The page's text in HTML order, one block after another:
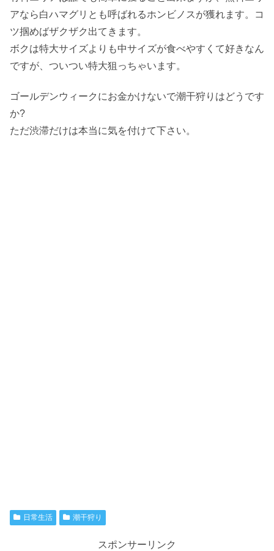
アなら白ハマグリとも呼ばれるホンビノスが獲れます。コ
ツ掴めばザクザク出てきます。
ボクは特大サイズよりも中サイズが食べやすくて好きなん
ですが、ついつい特大狙っちゃいます。
ゴールデンウィークにお金かけないで潮干狩りはどうです
か?
ただ渋滞だけは本当に気を付けて下さい。
日常生活 潮干狩り
スポンサーリンク